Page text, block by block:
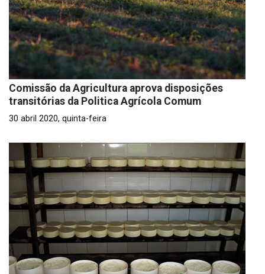
Comissão da Agricultura aprova disposições
transitórias da Politica Agrícola Comum
30 abril 2020, quinta-feira